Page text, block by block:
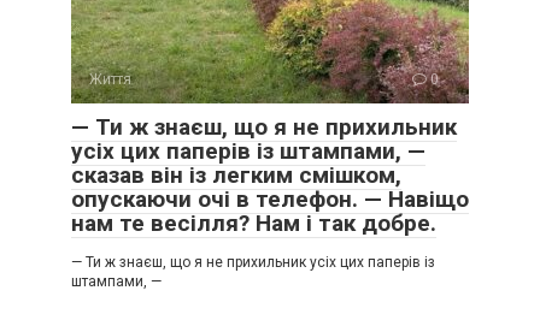
Життя 0
— Ти ж знаєш, що я не прихильник
усіх цих паперів із штампами, —
сказав він із легким смішком,
опускаючи очі в телефон. — Навіщо
нам те весілля? Нам і так добре.
— Ти ж знаєш, що я не прихильник усіх цих паперів із
штампами, —